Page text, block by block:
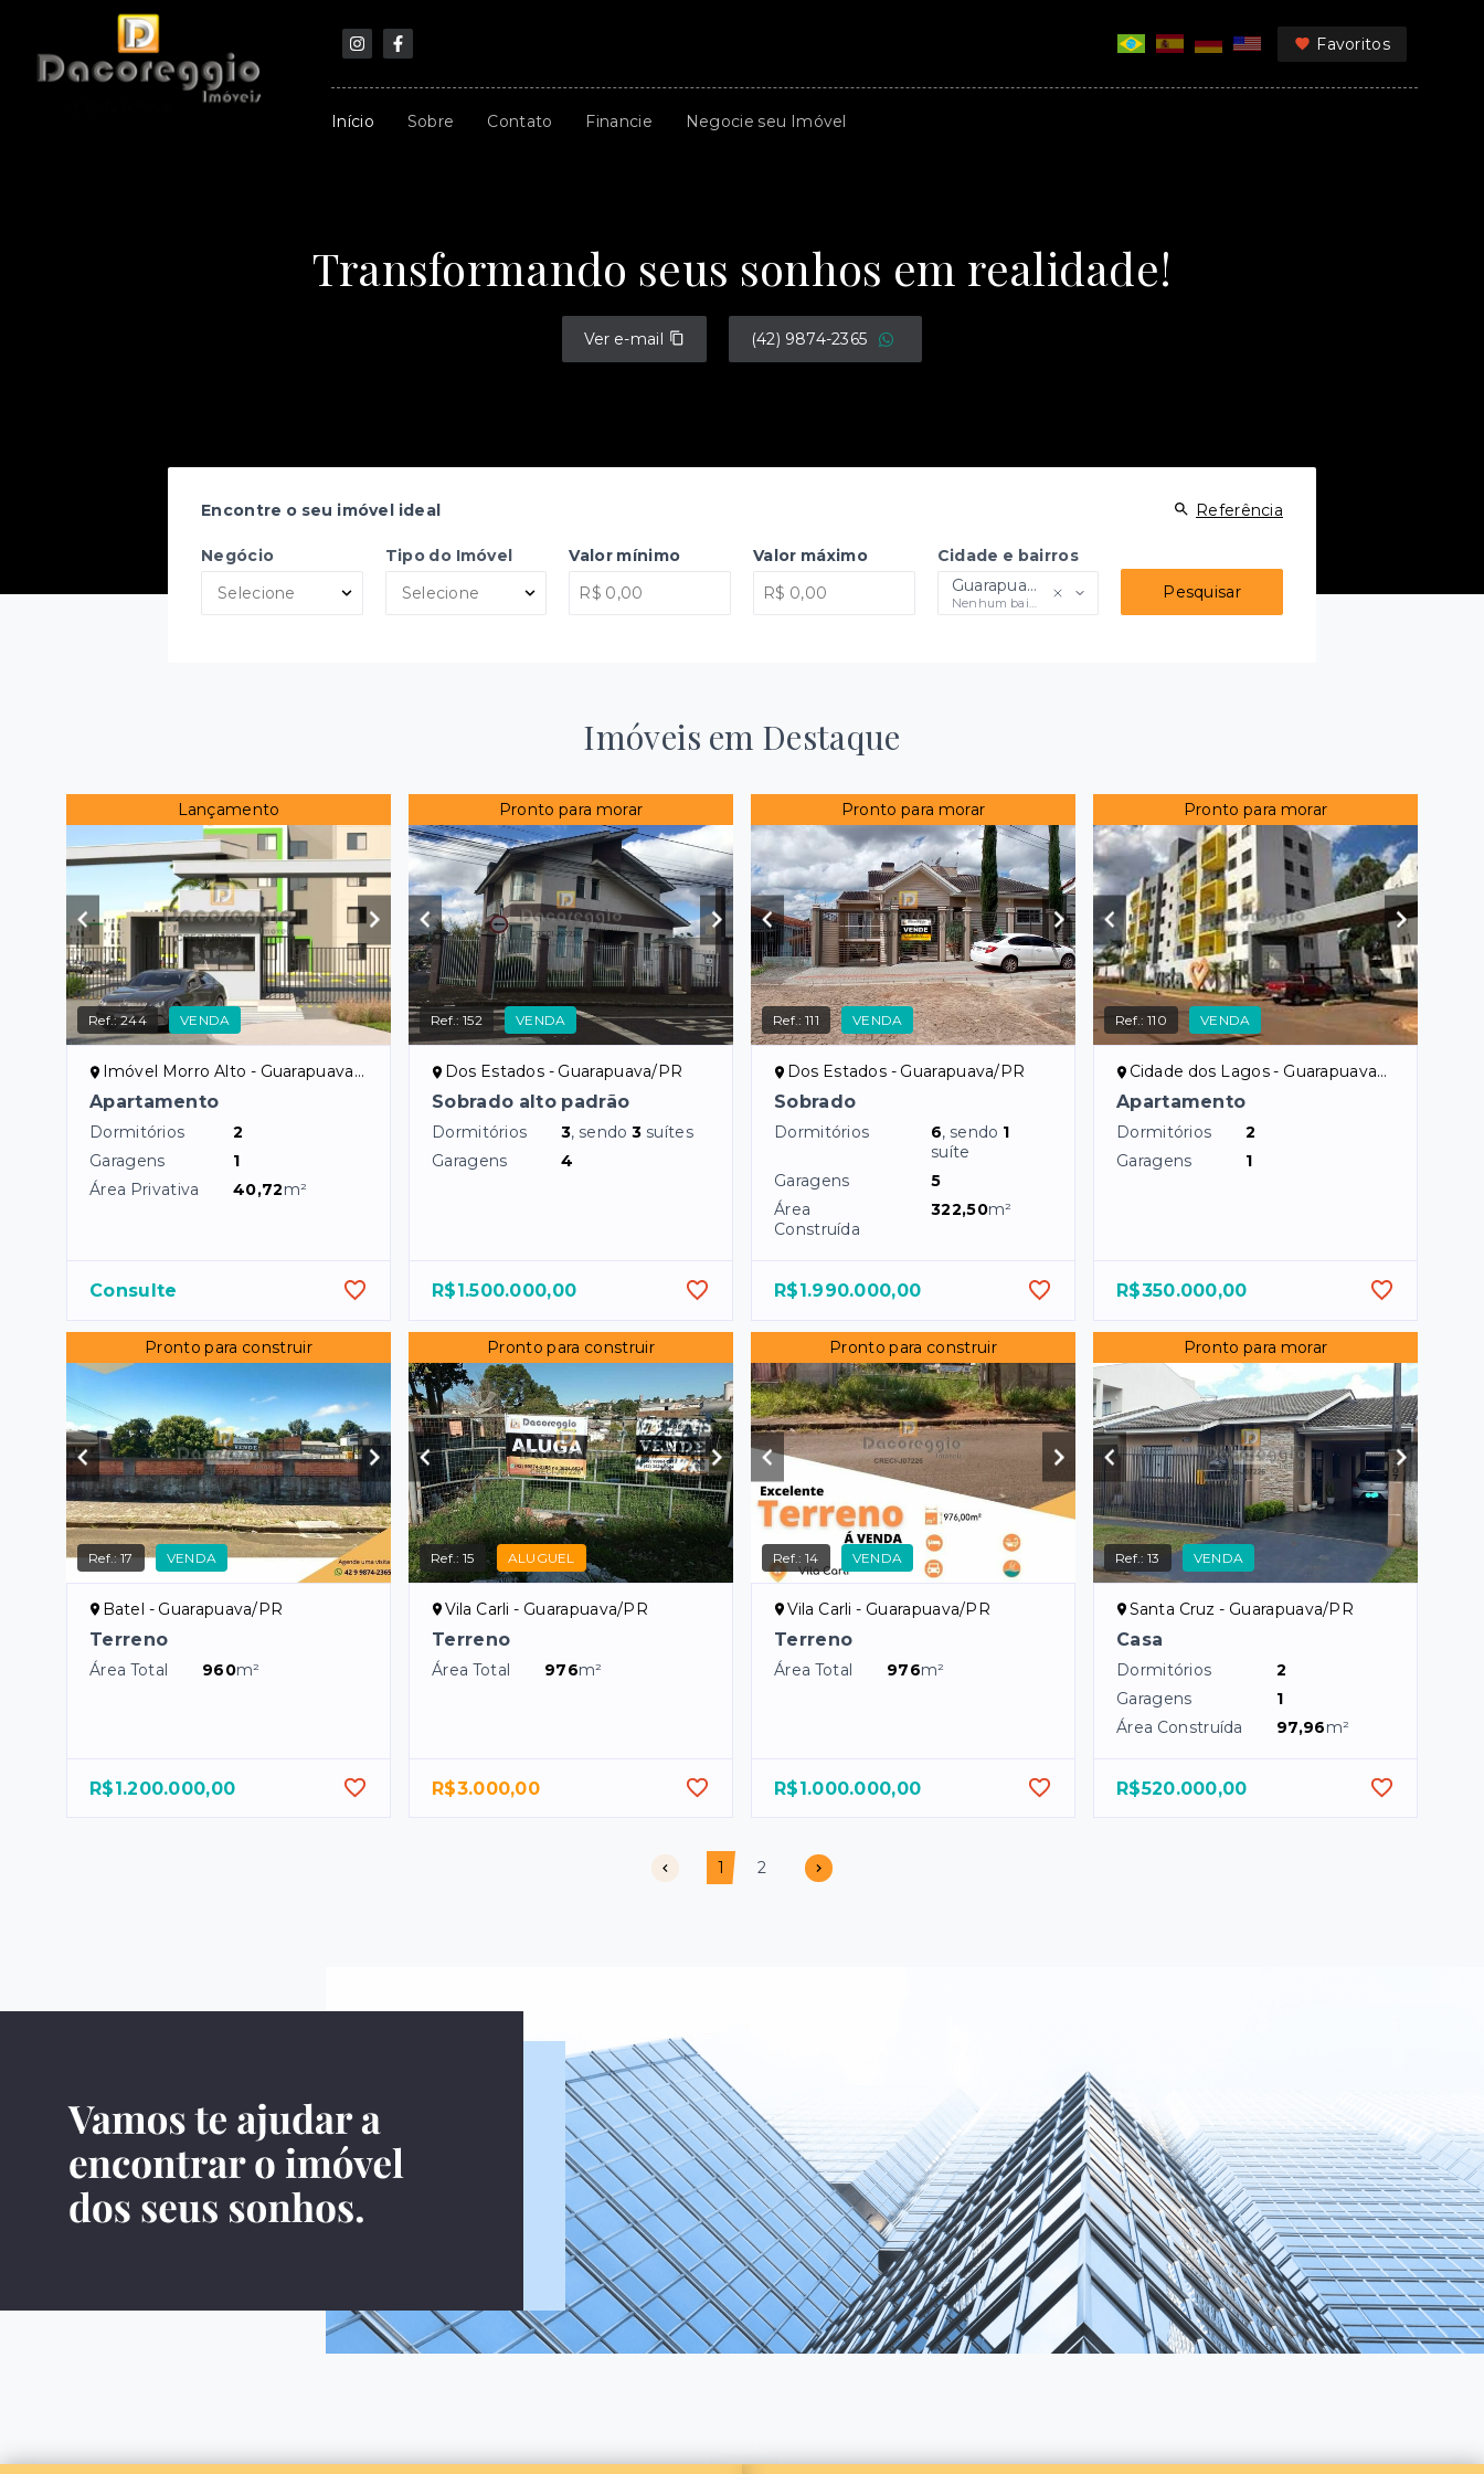
Favoritos
Início Sobre Contato Financie Negocie seu Imóvel
Transformando seus sonhos em realidade!
Ver e-mail (42) 9874-2365
Encontre o seu imóvel ideal Referência
Negócio
Selecione
Tipo do Imóvel
Selecione
Valor mínimo Valor máximo
Cidade e bairros
Guarapuava
Nenhum bairro
Pesquisar
Imóveis em Destaque
Lançamento
Ref.:244 VENDA
Imóvel Morro Alto - Guarapuava/PR
Apartamento
Dormitórios
2
Garagens
1
Área Privativa
40,72m²
Consulte
Pronto para morar
Ref.:152 VENDA
Dos Estados - Guarapuava/PR
Sobrado alto padrão
Dormitórios 3, sendo3 suítes
Garagens
4
R$1.500.000,00
Pronto para morar
Ref.:111 VENDA
Dos Estados - Guarapuava/PR
Sobrado
Dormitórios 6, sendo 1
suíte
Garagens
5
Área
Construída
322,50m²
R$1.990.000,00
Pronto para morar
Ref.:110 VENDA
Cidade dos Lagos - Guarapuava/PR
Apartamento
Dormitórios
2
Garagens
1
R$350.000,00
Pronto para construir
Ref.:17 VENDA
Batel - Guarapuava/PR
Terreno
Área Total 960m²
R$1.200.000,00
Pronto para construir
Ref.:15 ALUGUEL
Vila Carli - Guarapuava/PR
Terreno
Área Total 976m²
R$3.000,00
Pronto para construir
Ref.:14 VENDA
Vila Carli - Guarapuava/PR
Terreno
Área Total 976m²
R$1.000.000,00
Pronto para morar
Ref.:13 VENDA
Santa Cruz - Guarapuava/PR
Casa
Dormitórios
2
Garagens
1
Área Construída
97,96m²
R$520.000,00
1 2